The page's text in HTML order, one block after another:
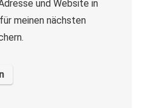
und Website in
meinen nächsten